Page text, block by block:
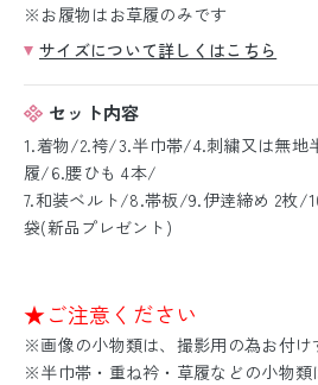
※お履物はお草履のみです
サイズについて詳しくはこちら
セット内容
1.着物/2.袴/3.半巾帯/4.刺繍又は無地
履/6.腰ひも 4本/
7.和装ベルト/8.帯板/9.伊逹締め 2枚/
袋(新品プレゼント)
★ご注意ください
※画像の小物類は、撮影用の為お付け
※半巾帯・重ね衿・草履などの小物類